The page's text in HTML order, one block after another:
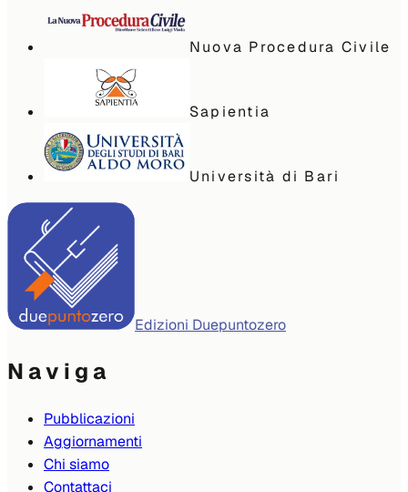
Nuova Procedura Civile
Sapientia
Università di Bari
Edizioni Duepuntozero
Naviga
Pubblicazioni
Aggiornamenti
Chi siamo
Contattaci